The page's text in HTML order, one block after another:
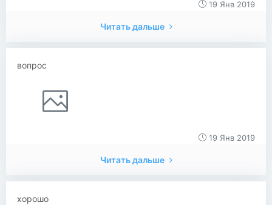
19 Янв 2019
Читать дальше
вопрос
19 Янв 2019
Читать дальше
хорошо